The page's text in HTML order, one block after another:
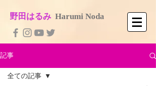
​野田はるみ Harumi No​da
記事
全ての記事